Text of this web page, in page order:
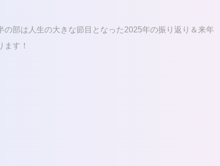
の部は人生の大きな節目となった2025年の振り返り＆来年
ます！